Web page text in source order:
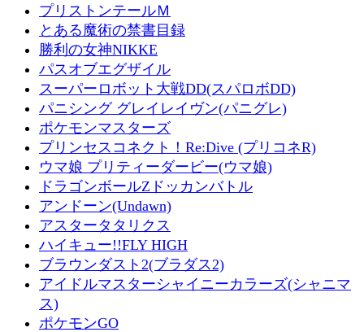
プリストンテールＭ
とある魔術の禁書目録
勝利の女神NIKKE
パスオブエグザイル
スーパーロボット大戦DD(スパロボDD)
パニシング グレイレイヴン(パニグレ)
ポケモンマスターズ
プリンセスコネクト！Re:Dive (プリコネR)
ウマ娘 プリティーダービー(ウマ娘)
ドラゴンボールZドッカンバトル
アンドーン(Undawn)
アスタータタリクス
ハイキュー!!FLY HIGH
ブラウンダスト2(ブラダス2)
アイドルマスターシャイニーカラーズ(シャニマ
ス)
ポケモンGO